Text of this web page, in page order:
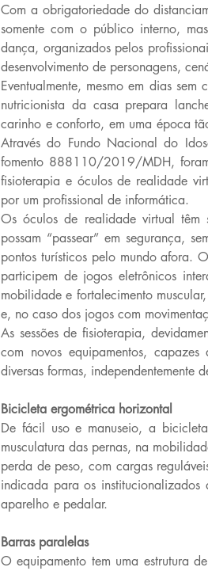
Com a obrigatoriedade do
somente com o público interno,
dança, organizados pelos
desenvolvimento de personagens,
Eventualmente, mesmo em dias
nutricionista da casa prepara
carinho e conforto, em uma época
Através do Fundo Nacional do
fomento 888110/2019/MDH, foram
fisioterapia e óculos de realidade
por um profissional de informática.
Os óculos de realidade virtual têm
possam “passear” em segurança,
pontos turísticos pelo mundo afora.
participem de jogos eletrônicos
mobilidade e fortalecimento
e, no caso dos jogos com
As sessões de fisioterapia,
com novos equipamentos,
diversas formas, independentemente
Bicicleta ergométrica horizontal
De fácil uso e manuseio, a
musculatura das pernas, na
perda de peso, com cargas
indicada para os institucionalizados
aparelho e pedalar.
Barras paralelas
O equipamento tem uma estrutura